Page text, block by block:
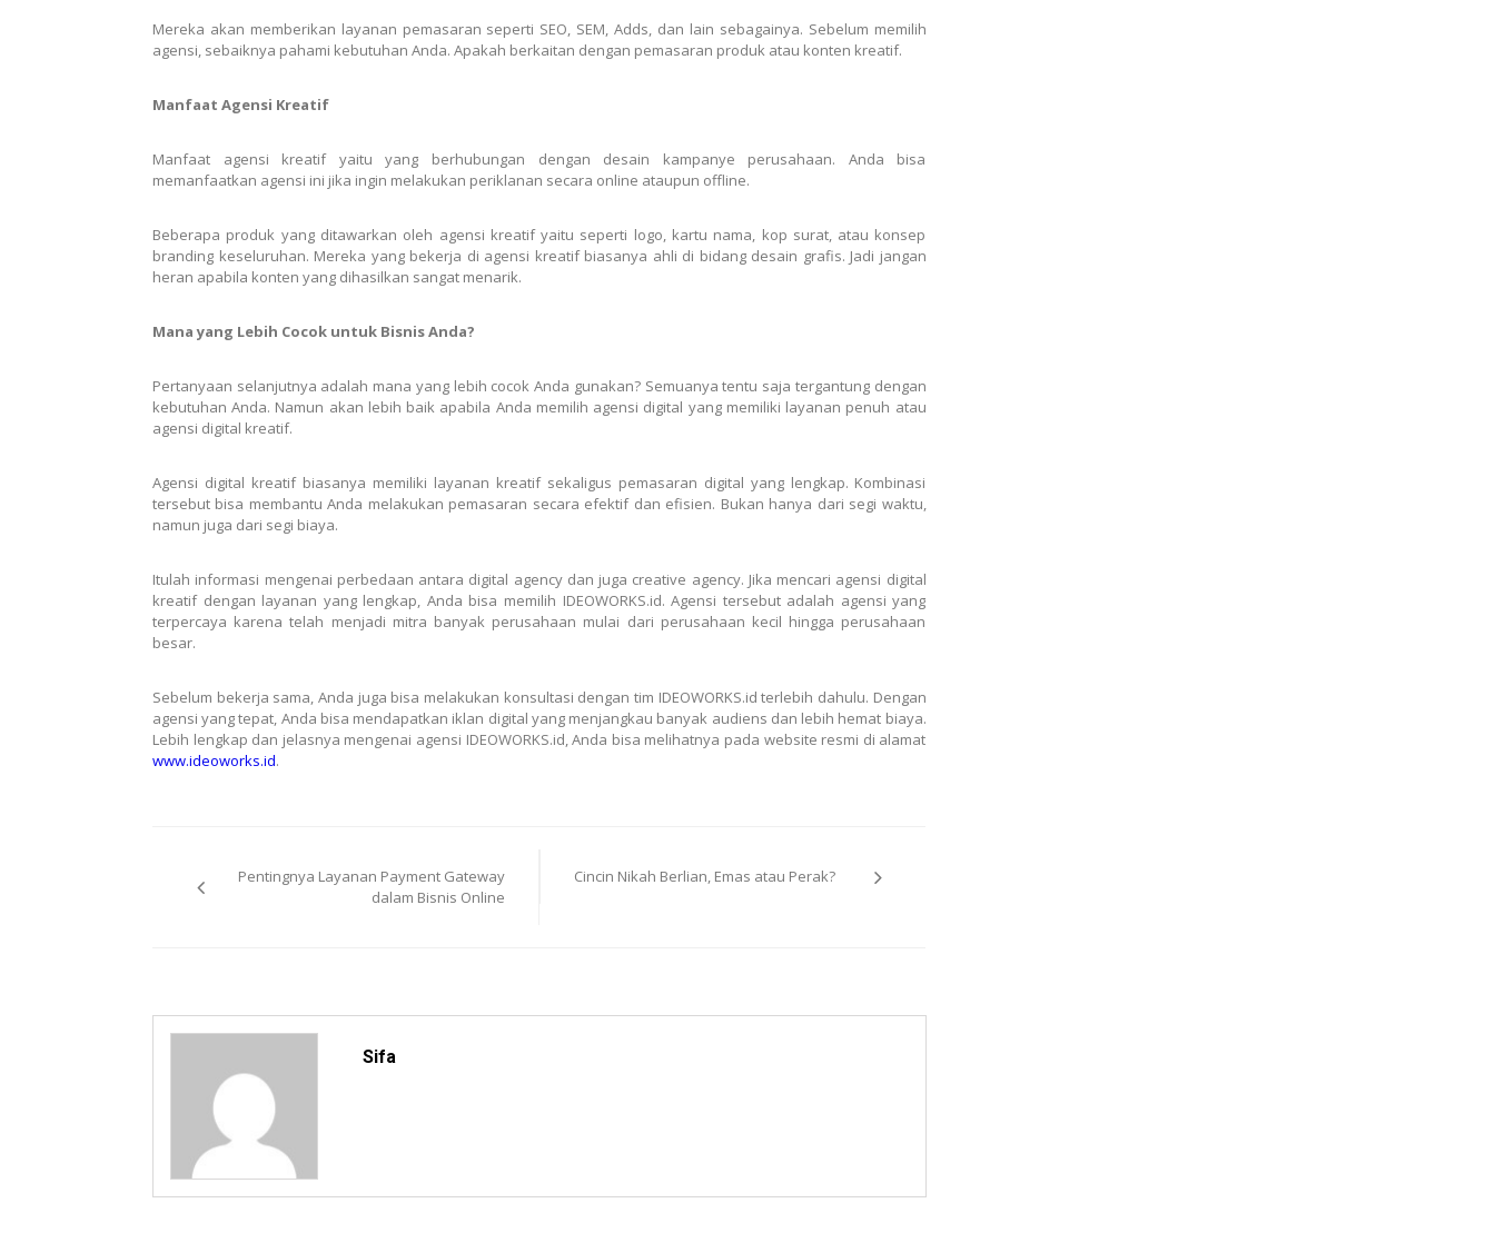
Mereka akan memberikan layanan pemasaran seperti SEO, SEM, Adds, dan lain sebagainya. Sebelum memilih
agensi, sebaiknya pahami kebutuhan Anda. Apakah berkaitan dengan pemasaran produk atau konten kreatif.
Manfaat Agensi Kreatif
Manfaat agensi kreatif yaitu yang berhubungan dengan desain kampanye perusahaan. Anda bisa
memanfaatkan agensi ini jika ingin melakukan periklanan secara online ataupun offline.
Beberapa produk yang ditawarkan oleh agensi kreatif yaitu seperti logo, kartu nama, kop surat, atau konsep
branding keseluruhan. Mereka yang bekerja di agensi kreatif biasanya ahli di bidang desain grafis. Jadi jangan
heran apabila konten yang dihasilkan sangat menarik.
Mana yang Lebih Cocok untuk Bisnis Anda?
Pertanyaan selanjutnya adalah mana yang lebih cocok Anda gunakan? Semuanya tentu saja tergantung dengan
kebutuhan Anda. Namun akan lebih baik apabila Anda memilih agensi digital yang memiliki layanan penuh atau
agensi digital kreatif.
Agensi digital kreatif biasanya memiliki layanan kreatif sekaligus pemasaran digital yang lengkap. Kombinasi
tersebut bisa membantu Anda melakukan pemasaran secara efektif dan efisien. Bukan hanya dari segi waktu,
namun juga dari segi biaya.
Itulah informasi mengenai perbedaan antara digital agency dan juga creative agency. Jika mencari agensi digital
kreatif dengan layanan yang lengkap, Anda bisa memilih IDEOWORKS.id. Agensi tersebut adalah agensi yang
terpercaya karena telah menjadi mitra banyak perusahaan mulai dari perusahaan kecil hingga perusahaan
besar.
Sebelum bekerja sama, Anda juga bisa melakukan konsultasi dengan tim IDEOWORKS.id terlebih dahulu. Dengan
agensi yang tepat, Anda bisa mendapatkan iklan digital yang menjangkau banyak audiens dan lebih hemat biaya.
Lebih lengkap dan jelasnya mengenai agensi IDEOWORKS.id, Anda bisa melihatnya pada website resmi di alamat
www.ideoworks.id.
navigation
Pentingnya Layanan Payment Gateway
dalam Bisnis Online
Cincin Nikah Berlian, Emas atau Perak?
Sifa